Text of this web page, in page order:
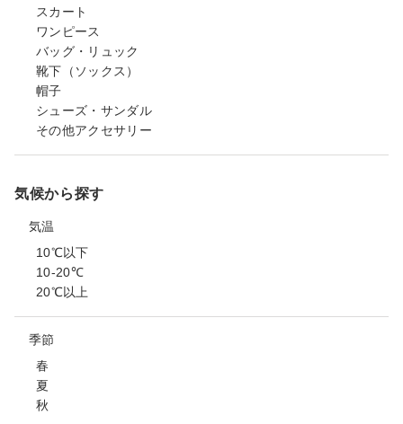
スカート
ワンピース
バッグ・リュック
靴下（ソックス）
帽子
シューズ・サンダル
その他アクセサリー
気候から探す
気温
10℃以下
10-20℃
20℃以上
季節
春
夏
秋